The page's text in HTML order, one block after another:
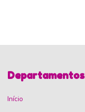
Departamentos
Início